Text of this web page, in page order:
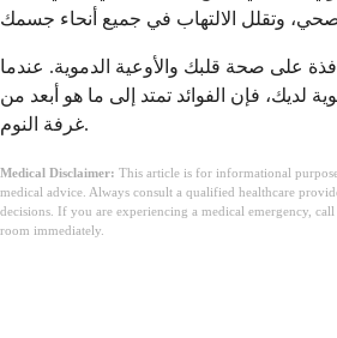
على صحة قلبك والأوعية الدموية. عندما
لديك، فإن الفوائد تمتد إلى ما هو أبعد من
غرفة النوم.
Medical Disclaimer: This article is for informational
medical advice. Always consult a qualified healthcare
decisions. If you are experiencing a medical emergency,
room immediately.